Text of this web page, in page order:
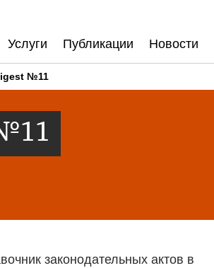
Услуги Публикации Новости
№11
законодательных актов в